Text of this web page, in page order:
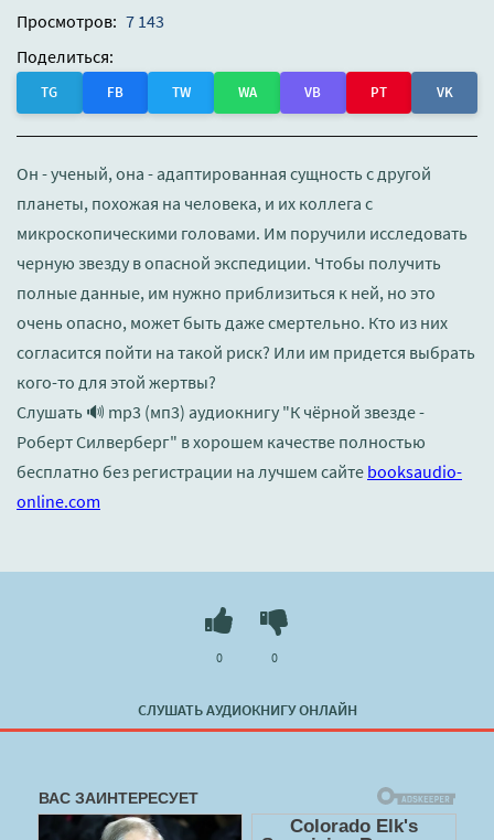
Просмотров: 7 143
Поделиться:
TG FB TW WA VB PT VK
Он - ученый, она - адаптированная сущность с другой
планеты, похожая на человека, и их коллега с
микроскопическими головами. Им поручили исследовать
черную звезду в опасной экспедиции. Чтобы получить
полные данные, им нужно приблизиться к ней, но это
очень опасно, может быть даже смертельно. Кто из них
согласится пойти на такой риск? Или им придется выбрать
кого-то для этой жертвы?
Слушать 🔊 mp3 (мп3) аудиокнигу "К чёрной звезде -
Роберт Силверберг" в хорошем качестве полностью
бесплатно без регистрации на лучшем сайте booksaudio-
online.com
СЛУШАТЬ АУДИОКНИГУ ОНЛАЙН
0 0